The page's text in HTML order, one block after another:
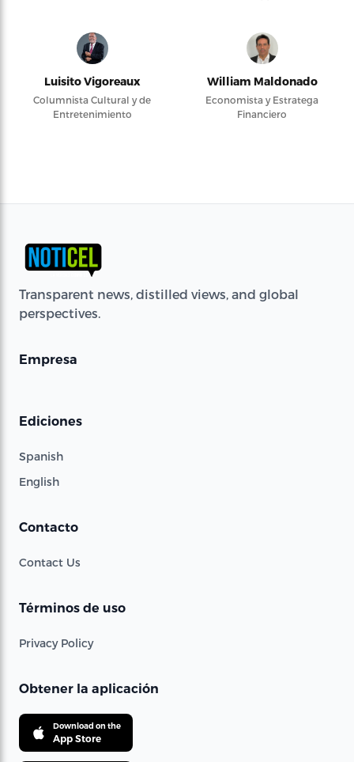
Luisito Vigoreaux
Columnista Cultural y de
Entretenimiento
William Maldonado
Economista y Estratega
Financiero
Transparent news, distilled views, and global
perspectives.
Empresa
Ediciones
Spanish
English
Contacto
Contact Us
Términos de uso
Privacy Policy
Obtener la aplicación
Download on the
App Store